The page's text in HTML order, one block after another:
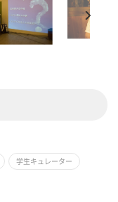
学生キュレーター